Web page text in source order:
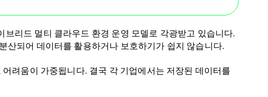
리드 멀티 클라우드 환경 운영 모델로 각광받고 있습니다.
산되어 데이터를 활용하거나 보호하기가 쉽지 않습니다.
려움이 가중됩니다. 결국 각 기업에서는 저장된 데이터를